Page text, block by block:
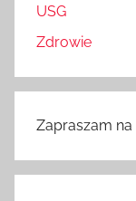
USG
Zdrowie
Zapraszam na